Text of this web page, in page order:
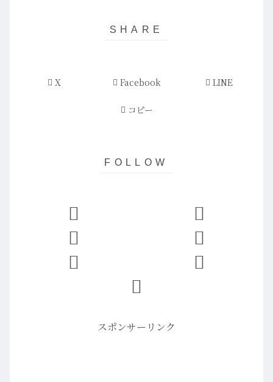
X Facebook LINE
コピー
スポンサーリンク